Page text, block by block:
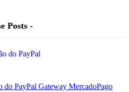
Posts -
do PayPal
do PayPal Gateway MercadoPago